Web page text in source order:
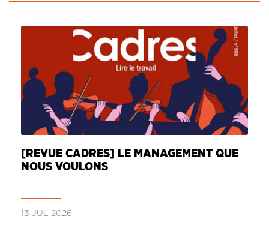
CONTACT
LA REVUE CADRES
L’OBSERVATOIRE DES CADRES
[REVUE CADRES] LE MANAGEMENT QUE
NOUS VOULONS
13 JUL 2026